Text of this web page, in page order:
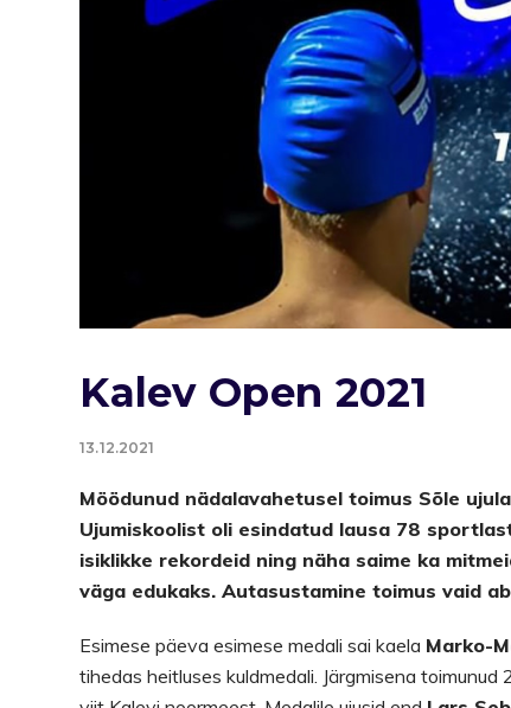
Kalev Open 2021
13.12.2021
Möödunud nädalavahetusel toimus Sõle
Ujumiskoolist oli esindatud lausa 78
isiklikke rekordeid ning näha saime ka
väga edukaks. Autasustamine toimus vaid
Esimese päeva esimese medali sai kaela Marko-
tihedas heitluses kuldmedali. Järgmisena